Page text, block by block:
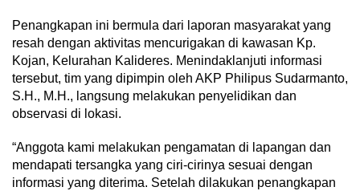
Penangkapan ini bermula dari laporan masyarakat yang
resah dengan aktivitas mencurigakan di kawasan Kp.
Kojan, Kelurahan Kalideres. Menindaklanjuti informasi
tersebut, tim yang dipimpin oleh AKP Philipus Sudarmanto,
S.H., M.H., langsung melakukan penyelidikan dan
observasi di lokasi.
“Anggota kami melakukan pengamatan di lapangan dan
mendapati tersangka yang ciri-cirinya sesuai dengan
informasi yang diterima. Setelah dilakukan penangkapan